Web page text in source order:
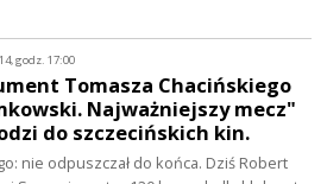
godz. 17:00
Tomasza Chacińskiego
Najważniejszy mecz"
do szczecińskich kin.
nie odpuszczał do końca. Dziś Robert